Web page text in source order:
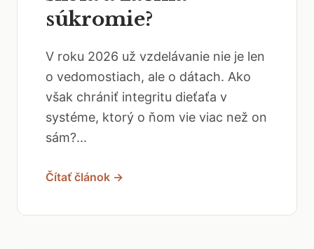
súkromie?
V roku 2026 už vzdelávanie nie je len
o vedomostiach, ale o dátach. Ako
však chrániť integritu dieťaťa v
systéme, ktorý o ňom vie viac než on
sám?...
Čítať článok →